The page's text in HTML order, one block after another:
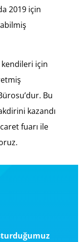
2019 için
kendileri için
Bu
kazandı
fuarı ile